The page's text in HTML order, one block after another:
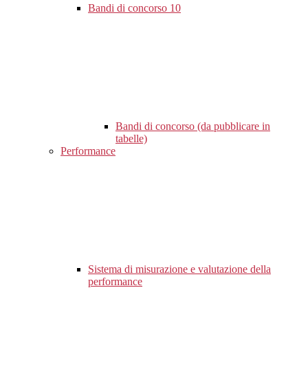
Bandi di concorso 10
Bandi di concorso (da pubblicare in
tabelle)
Performance
Sistema di misurazione e valutazione della
performance